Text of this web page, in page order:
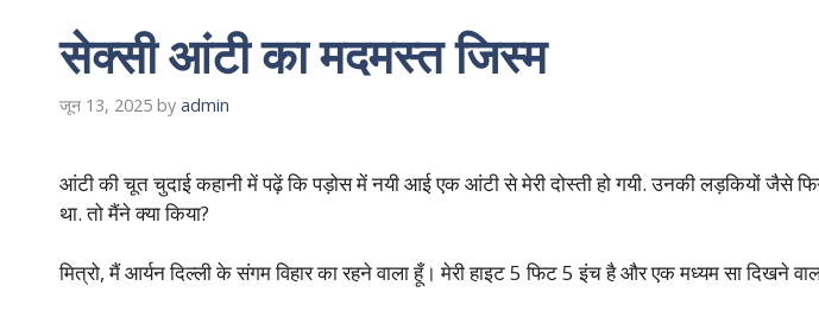
सेक्सी आंटी का मदमस्त जिस्म
जून 13, 2025 by admin
आंटी की चूत चुदाई कहानी में पढ़ें कि पड़ोस में नयी आई एक आंटी से मेरी दोस्ती हो गयी. उनकी लड़कियों जैसे
था. तो मैंने क्या किया?
मित्रो, मैं आर्यन दिल्ली के संगम विहार का रहने वाला हूँ। मेरी हाइट 5 फिट 5 इंच है और एक मध्यम सा दिखने